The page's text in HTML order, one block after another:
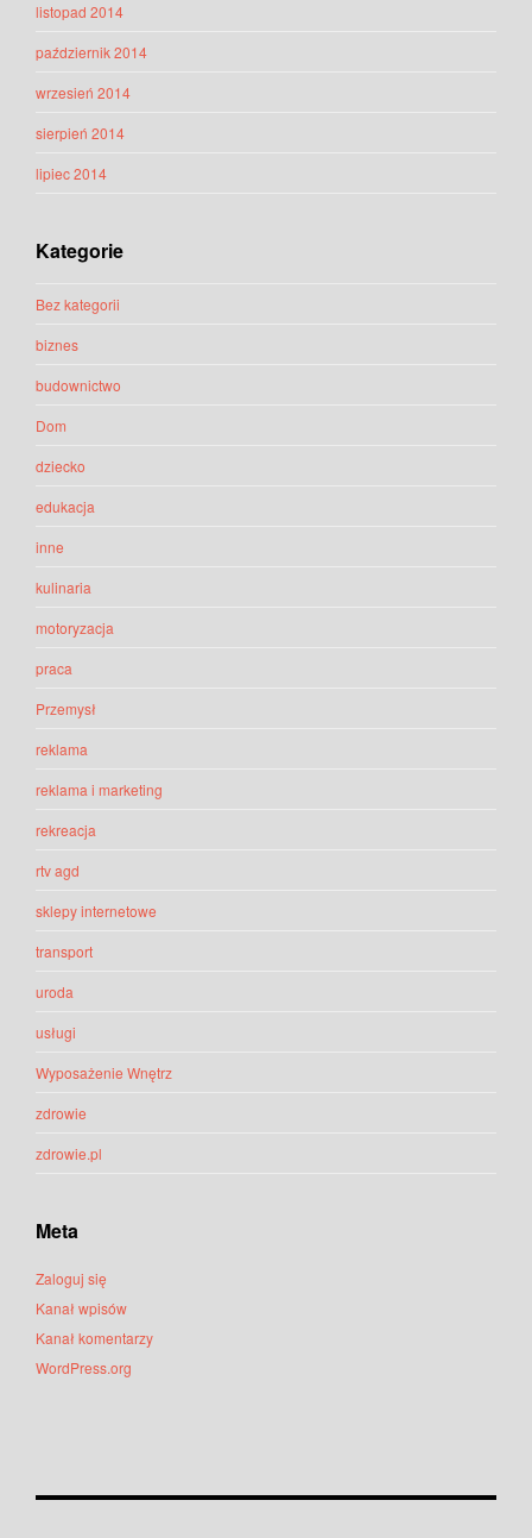
listopad 2014
październik 2014
wrzesień 2014
sierpień 2014
lipiec 2014
Kategorie
Bez kategorii
biznes
budownictwo
Dom
dziecko
edukacja
inne
kulinaria
motoryzacja
praca
Przemysł
reklama
reklama i marketing
rekreacja
rtv agd
sklepy internetowe
transport
uroda
usługi
Wyposażenie Wnętrz
zdrowie
zdrowie.pl
Meta
Zaloguj się
Kanał wpisów
Kanał komentarzy
WordPress.org